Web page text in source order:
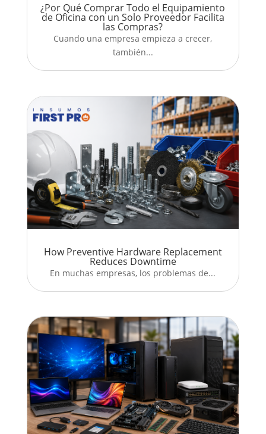
¿Por Qué Comprar Todo el Equipamiento
de Oficina con un Solo Proveedor Facilita
las Compras?
Cuando una empresa empieza a crecer,
también...
How Preventive Hardware Replacement
Reduces Downtime
En muchas empresas, los problemas de...